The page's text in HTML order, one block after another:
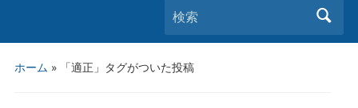
検索
ホーム » 「適正」タグがついた投稿